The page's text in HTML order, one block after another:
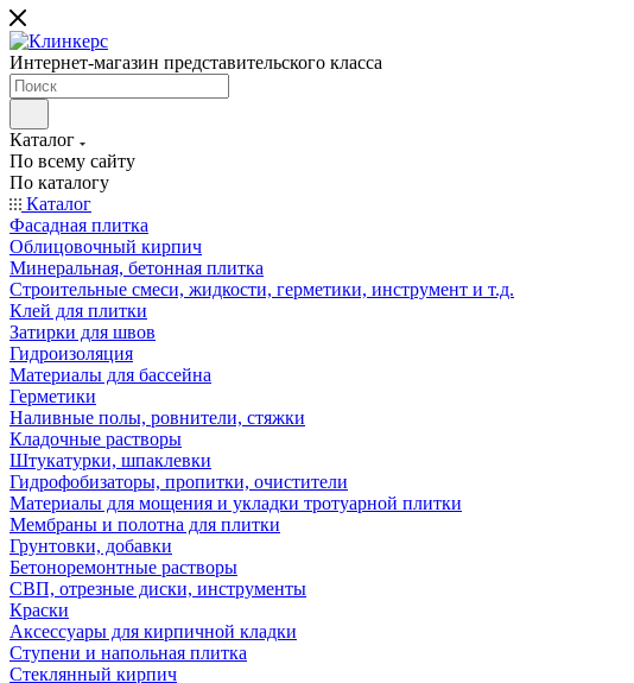
Интернет-магазин представительского класса
Каталог
По всему сайту
По каталогу
Каталог
Фасадная плитка
Облицовочный кирпич
Минеральная, бетонная плитка
Строительные смеси, жидкости, герметики, инструмент и т.д.
Клей для плитки
Затирки для швов
Гидроизоляция
Материалы для бассейна
Герметики
Наливные полы, ровнители, стяжки
Кладочные растворы
Штукатурки, шпаклевки
Гидрофобизаторы, пропитки, очистители
Материалы для мощения и укладки тротуарной плитки
Мембраны и полотна для плитки
Грунтовки, добавки
Бетоноремонтные растворы
СВП, отрезные диски, инструменты
Краски
Аксессуары для кирпичной кладки
Ступени и напольная плитка
Cтеклянный кирпич